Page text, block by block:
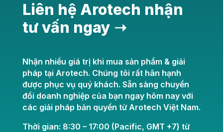
Liên hệ Arotech nhận
tư vấn ngay ➝
Nhận nhiều giá trị khi mua sản phẩm & giải
pháp tại Arotech. Chúng tôi rất hân hạnh
được phục vụ quý khách. Sẵn sàng chuyển
đổi doanh nghiệp của bạn ngay hôm nay với
các giải pháp bản quyền từ Arotech Việt Nam.
Thời gian: 8:30 – 17:00 (Pacific, GMT +7) từ